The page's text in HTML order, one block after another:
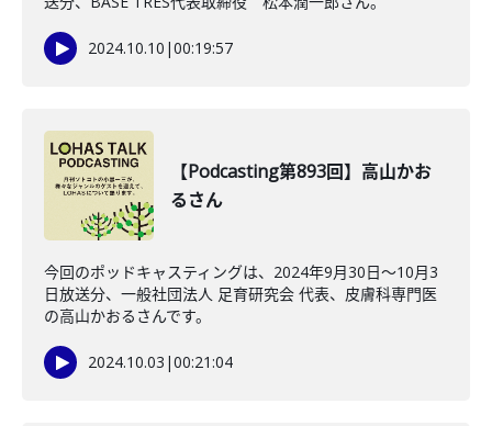
2024.10.10 |00:19:57
【Podcasting第893回】高山かお
るさん
今回のポッドキャスティングは、2024年9月30日〜10月3
日放送分、一般社団法人 足育研究会 代表、皮膚科専門医
の高山かおるさんです。
2024.10.03 |00:21:04